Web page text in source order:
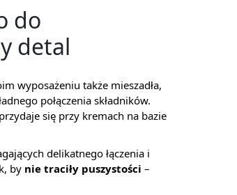
do
detal
wyposażeniu także mieszadła,
połączenia składników.
się przy kremach na bazie
delikatnego łączenia i
by nie traciły puszystości –